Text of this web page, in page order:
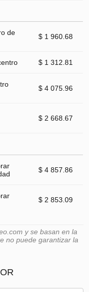
de
$ 1 960.68
$ 1 312.81
$ 4 075.96
$ 2 668.67
$ 4 857.86
$ 2 853.09
y se basan en la
no puede garantizar la